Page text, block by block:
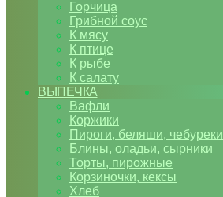
Горчица
Грибной соус
К мясу
К птице
К рыбе
К салату
ВЫПЕЧКА
Вафли
Коржики
Пироги, беляши, чебуреки
Блины, оладьи, сырники
Торты, пирожные
Корзиночки, кексы
Хлеб